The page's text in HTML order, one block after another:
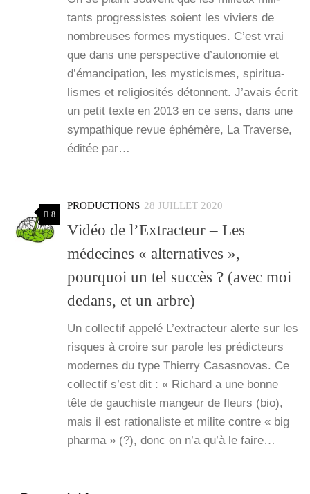
tants pro­gres­sistes soient les viviers de
nom­breuses formes mys­tiques. C’est vrai
que dans une pers­pec­tive d’autonomie et
d’émancipation, les mys­ti­cismes, spi­ri­tua­
lismes et reli­gio­si­tés détonnent. J’avais écrit
un petit texte en 2013 en ce sens, dans une
sym­pa­thique revue éphé­mère, La Tra­verse,
édi­tée par…
8
PRODUCTIONS 28 JUILLET 2020
Vidéo de l’Extracteur – Les
médecines « alternatives »,
pourquoi un tel succès ? (avec moi
dedans, et un arbre)
Un col­lec­tif appe­lé L’ex­trac­teur alerte sur les
risques à croire sur parole les pré­dic­teurs
modernes du type Thier­ry Casas­no­vas. Ce
col­lec­tif s’est dit : « Richard a une bonne
tête de gau­chiste man­geur de fleurs (bio),
mais il est ratio­na­liste et milite contre « big
phar­ma » (?), donc on n’a qu’à le faire…